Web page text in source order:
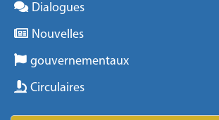
Dialogues
Nouvelles
gouvernementaux
Circulaires